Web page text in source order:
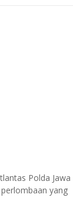
Polda Jawa
yang